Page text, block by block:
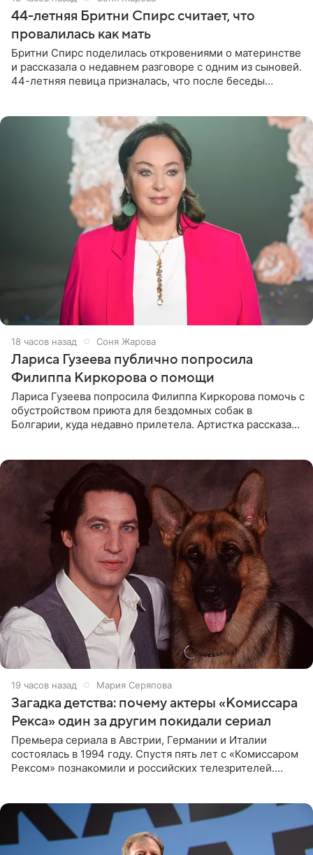
44-летняя Бритни Спирс считает, что
провалилась как мать
Бритни Спирс поделилась откровениями о материнстве
и рассказала о недавнем разговоре с одним из сыновей.
44-летняя певица призналась, что после беседы
18 часов назад Соня Жарова
Лариса Гузеева публично попросила
Филиппа Киркорова о помощи
Лариса Гузеева попросила Филиппа Киркорова помочь с
обустройством приюта для бездомных собак в
Болгарии, куда недавно прилетела. Артистка рассказала
19 часов назад Мария Серяпова
Загадка детства: почему актеры «Комиссара
Рекса» один за другим покидали сериал
Премьера сериала в Австрии, Германии и Италии
состоялась в 1994 году. Спустя пять лет с «Комиссаром
Рексом» познакомили и российских телезрителей.